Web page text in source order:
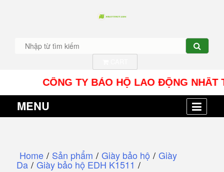
CÔNG TY BẢO HỘ LAO ĐỘNG NHÂT
MENU
Home / Sản phẩm / Giày bảo hộ / Giày
Da / Giày bảo hộ EDH K1511 /